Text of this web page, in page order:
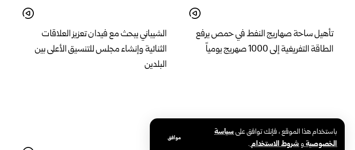
باستخدام هذا الموقع ، فإنك توافق علىسياسة
الخصوصيةوشروط الاستخدام.
موافق
تأهيل ساحة صهاريج النفط في حمص يرفع
الطاقة التفريغية إلى 1000 صهريج يومياً
الشيباني يبحث مع فيدان تعزيز العلاقات
الثنائية وإنشاء مجلس للتنسيق الأعلى بين
البلدين